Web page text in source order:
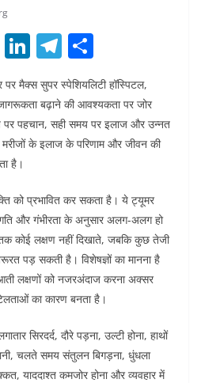
Pi
nt
Li
k
e
dI
T
el
e
gr
a
h
ar
e
मैक्स सुपर स्पेशियलिटी हॉस्पिटल,
बढ़ाने की आवश्यकता पर जोर
पर पहचान, सही समय पर इलाज और उन्नत
के इलाज के परिणाम और जीवन की
है।
को प्रभावित कर सकता है। ये ट्यूमर
और गंभीरता के अनुसार अलग-अलग हो
लक्षण नहीं दिखाते, जबकि कुछ तेजी
पड़ सकती है। विशेषज्ञों का मानना है
लक्षणों को नजरअंदाज करना अक्सर
का कारण बनता है।
सिरदर्द, दौरे पड़ना, उल्टी होना, हाथों
चलते समय संतुलन बिगड़ना, धुंधला
याददाश्त कमजोर होना और व्यवहार में